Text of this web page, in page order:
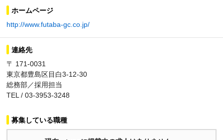
ホームページ
http://www.futaba-gc.co.jp/
連絡先
〒 171-0031
東京都豊島区目白3-12-30
総務部／採用担当
TEL / 03-3953-3248
募集している職種